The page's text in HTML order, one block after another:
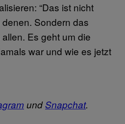
“Das ist nicht
Sondern das
Es geht um die
war und wie es jetzt
undSnapchat.